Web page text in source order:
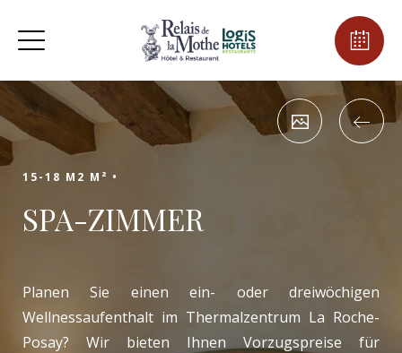
15-18 M2 M² •
SPA-ZIMMER
Planen Sie einen ein- oder dreiwöchigen
Wellnessaufenthalt im Thermalzentrum La Roche-
Posay? Wir bieten Ihnen Vorzugspreise für